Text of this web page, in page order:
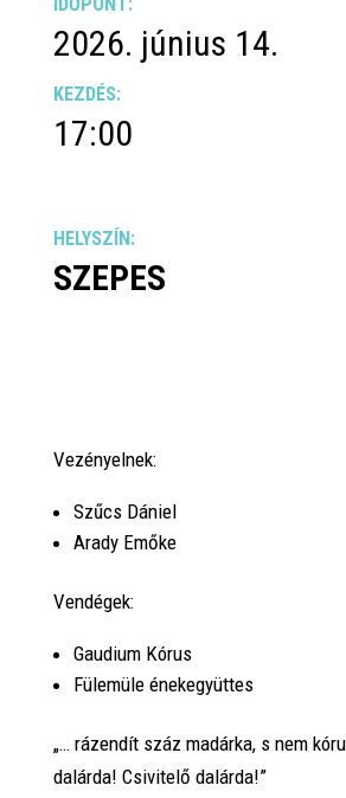
IDŐPONT:
2026. június 14.
KEZDÉS:
17:00
HELYSZÍN:
SZEPES
Vezényelnek:
Szűcs Dániel
Arady Emőke
Vendégek:
Gaudium Kórus
Fülemüle énekegyüttes
„… rázendít száz madárka, s nem
dalárda! Csivitelő dalárda!”